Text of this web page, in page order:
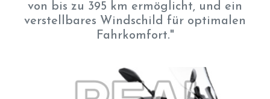
von bis zu 395 km ermöglicht, und ein
verstellbares Windschild für optimalen
Fahrkomfort."